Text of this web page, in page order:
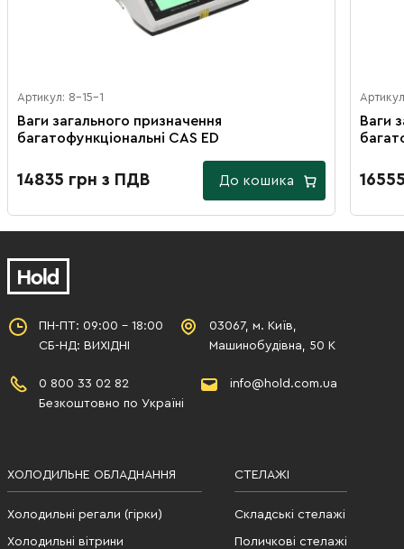
Артикул: 8-15-1
Ваги загального призначення
багатофункціональні CAS ED
14835 грн з ПДВ До кошика
Ваги
ПН-ПТ: 09:00 - 18:00
СБ-НД: ВИХІДНІ
03067, м. Київ,
Машинобудівна, 50 К
0 800 33 02 82
Безкоштовно по Україні
info@hold.com.ua
ХОЛОДИЛЬНЕ ОБЛАДНАННЯ
Холодильні регали (гірки)
Холодильні вітрини
СТЕЛАЖІ
Складські стелажі
Поличкові стелажі